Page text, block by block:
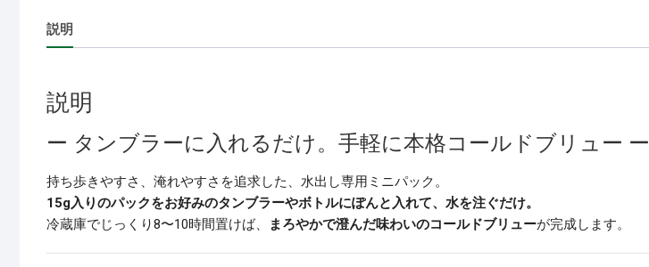
Coffee
説明
説明
ー タンブラーに入れるだけ。手軽に本格コールドブリュー ー
持ち歩きやすさ、淹れやすさを追求した、水出し専用ミニパック。
15g入りのパックをお好みのタンブラーやボトルにぽんと入れて、水を注ぐだけ。
冷蔵庫でじっくり8〜10時間置けば、
まろやかで澄んだ味わいのコールドブリューが完成します。